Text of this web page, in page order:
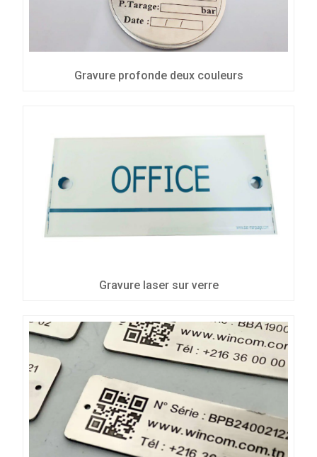
Gravure profonde deux couleurs
Gravure laser sur verre